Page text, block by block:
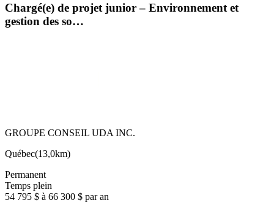
Chargé(e) de projet junior – Environnement et
gestion des so…
GROUPE CONSEIL UDA INC.
Québec(13,0km)
Permanent
Temps plein
54 795 $ à 66 300 $ par an